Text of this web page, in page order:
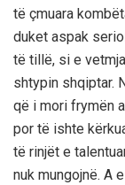
të çmuara
duket aspak
të tillë, si e
shtypin shqiptar.
që i mori frymën
por të ishte
të rinjët e
nuk mungojnë. A